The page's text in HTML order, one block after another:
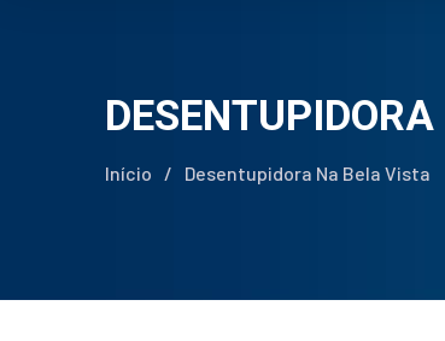
Início / Desentupidora Na Bela Vista